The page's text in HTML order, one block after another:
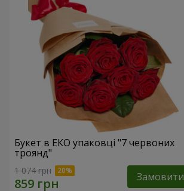
Букет в ЕКО упаковці "7 червоних
троянд"
1 074 грн Замовити